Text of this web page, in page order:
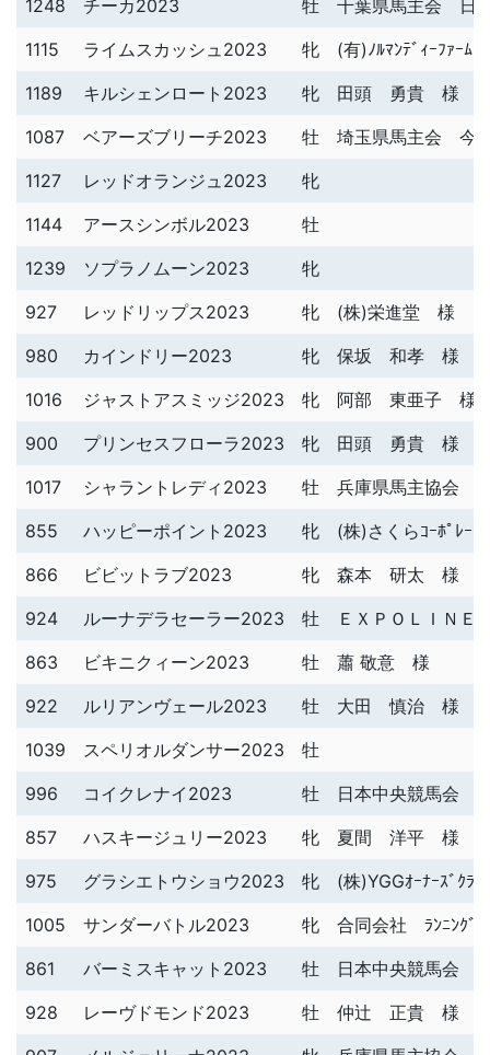
1248 チーカ2023 牡
千葉県馬主会 日
1115
ライムスカッシュ2023 牝
(有)ﾉﾙﾏﾝﾃﾞｨｰﾌｧｰﾑ
1189
キルシェンロート2023 牝
田頭 勇貴 様
1087
ベアーズブリーチ2023 牡
埼玉県馬主会 今
1127
レッドオランジュ2023
牝
1144
アースシンボル2023
牡
1239
ソプラノムーン2023
牝
927
レッドリップス2023 牝
(株)栄進堂 様
980
カインドリー2023 牝
保坂 和孝 様
1016
ジャストアスミッジ2023 牝
阿部 東亜子 様
900
プリンセスフローラ2023 牝
田頭 勇貴 様
1017
シャラントレディ2023 牡
兵庫県馬主協会
855
ハッピーポイント2023 牝
(株)さくらｺｰﾎﾟﾚｰ
866
ビビットラブ2023 牝
森本 研太 様
924
ルーナデラセーラー2023 牡
ＥＸＰＯＬＩＮ
863
ビキニクィーン2023 牡
蕭 敬意 様
922
ルリアンヴェール2023 牡
大田 慎治 様
1039
スペリオルダンサー2023
牡
996
コイクレナイ2023 牡
日本中央競馬会
857
ハスキージュリー2023 牝
夏間 洋平 様
975
グラシエトウショウ2023 牝
(株)YGGｵｰﾅｰｽﾞｸﾗ
1005
サンダーバトル2023 牝
合同会社 ﾗﾝﾆﾝｸﾞ
861
バーミスキャット2023 牡
日本中央競馬会
928
レーヴドモンド2023 牡
仲辻 正貴 様